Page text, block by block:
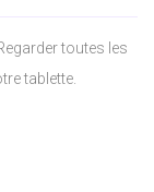
toutes les
tablette.